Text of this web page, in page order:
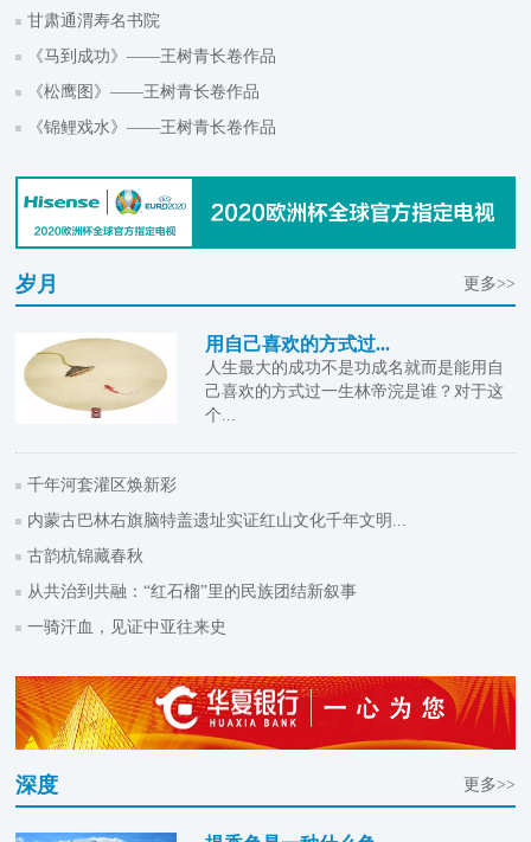
甘肃通渭寿名书院
《马到成功》——王树青长卷作品
《松鹰图》——王树青长卷作品
《锦鲤戏水》——王树青长卷作品
岁月 更多>>
用自己喜欢的方式过...
人生最大的成功不是功成名就而是能用自
己喜欢的方式过一生林帝浣是谁？对于这
个...
千年河套灌区焕新彩
内蒙古巴林右旗脑特盖遗址实证红山文化千年文明...
古韵杭锦藏春秋
从共治到共融：“红石榴”里的民族团结新叙事
一骑汗血，见证中亚往来史
深度 更多>>